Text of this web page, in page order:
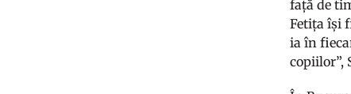
față de
Fetița își
ia în
copiilor”,